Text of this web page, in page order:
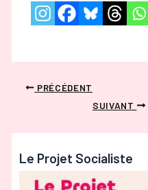
PRÉCÉDENT
SUIVANT
Le Projet Socialiste